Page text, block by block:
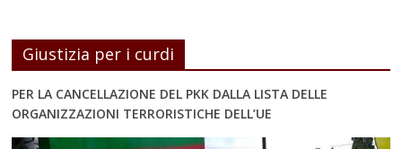
Giustizia per i curdi
PER LA CANCELLAZIONE DEL PKK DALLA LISTA DELLE
ORGANIZZAZIONI TERRORISTICHE DELL’UE